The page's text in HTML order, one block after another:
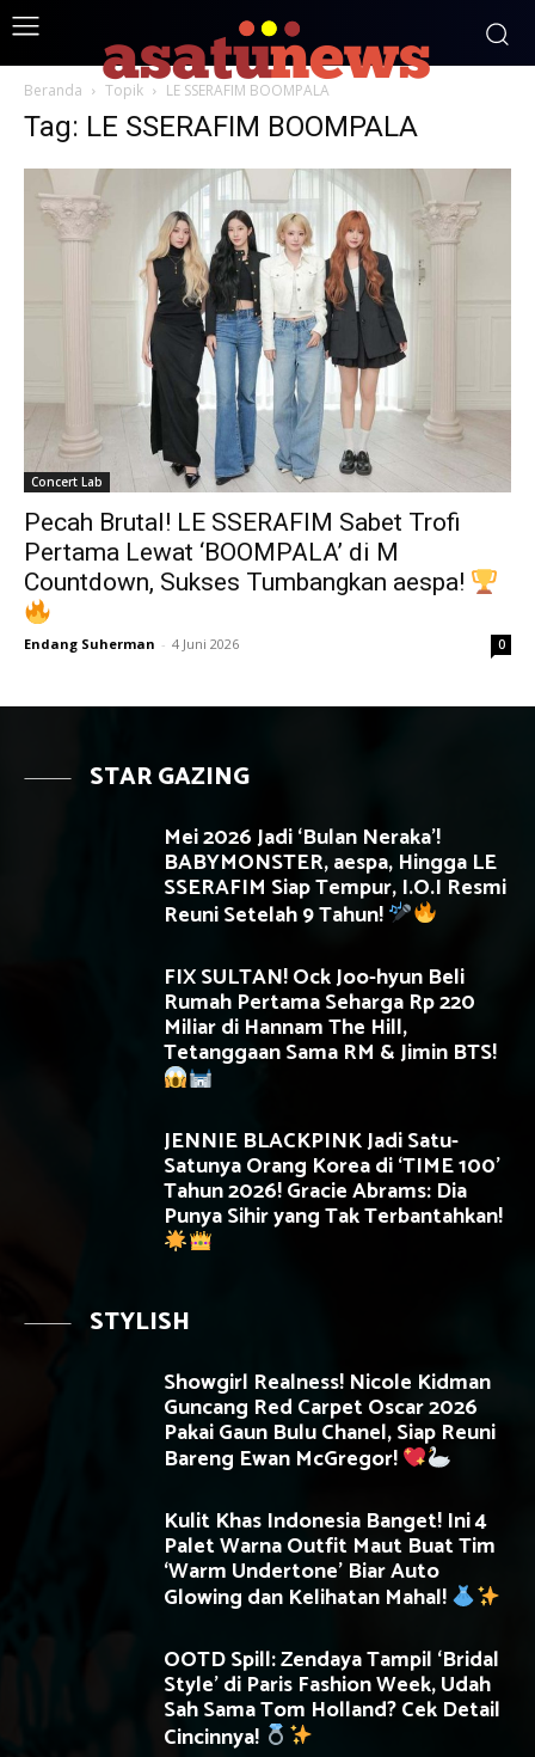
Beranda Topik LE SSERAFIM BOOMPALA
Tag: LE SSERAFIM BOOMPALA
Concert Lab
Pecah Brutal! LE SSERAFIM Sabet Trofi
Pertama Lewat ‘BOOMPALA’ di M
Countdown, Sukses Tumbangkan aespa!
Endang Suherman - 4 Juni 2026 0
STAR GAZING
Mei 2026 Jadi ‘Bulan Neraka’!
BABYMONSTER, aespa, Hingga LE
SSERAFIM Siap Tempur, I.O.I Resmi
Reuni Setelah 9 Tahun!
FIX SULTAN! Ock Joo-hyun Beli
Rumah Pertama Seharga Rp 220
Miliar di Hannam The Hill,
Tetanggaan Sama RM & Jimin BTS!
JENNIE BLACKPINK Jadi Satu-
Satunya Orang Korea di ‘TIME 100’
Tahun 2026! Gracie Abrams: Dia
Punya Sihir yang Tak Terbantahkan!
STYLISH
Showgirl Realness! Nicole Kidman
Guncang Red Carpet Oscar 2026
Pakai Gaun Bulu Chanel, Siap Reuni
Bareng Ewan McGregor!
Kulit Khas Indonesia Banget! Ini 4
Palet Warna Outfit Maut Buat Tim
‘Warm Undertone’ Biar Auto
Glowing dan Kelihatan Mahal!
OOTD Spill: Zendaya Tampil ‘Bridal
Style’ di Paris Fashion Week, Udah
Sah Sama Tom Holland? Cek Detail
Cincinnya!